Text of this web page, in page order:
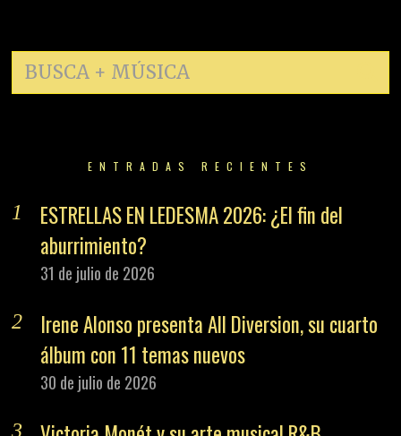
ENTRADAS RECIENTES
ESTRELLAS EN LEDESMA 2026: ¿El fin del
aburrimiento?
31 de julio de 2026
Irene Alonso presenta All Diversion, su cuarto
álbum con 11 temas nuevos
30 de julio de 2026